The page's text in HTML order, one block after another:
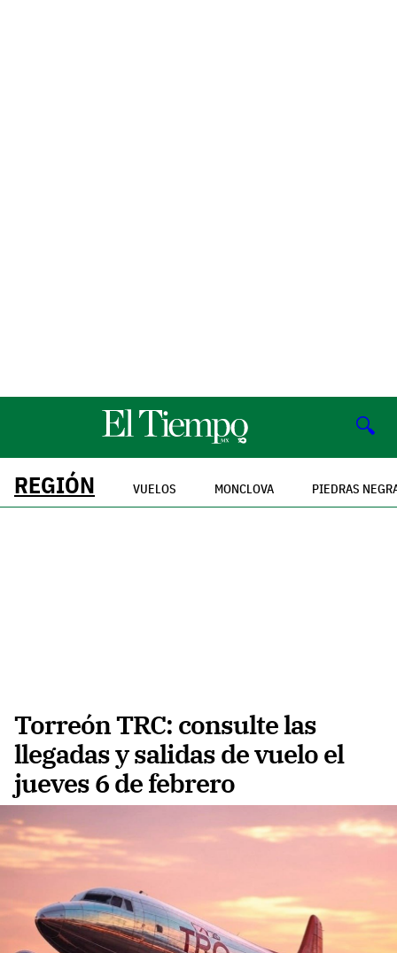
🔍
REGIÓN VUELOS MONCLOVA PIEDRAS
Torreón TRC: consulte las
llegadas y salidas de vuelo el
jueves 6 de febrero